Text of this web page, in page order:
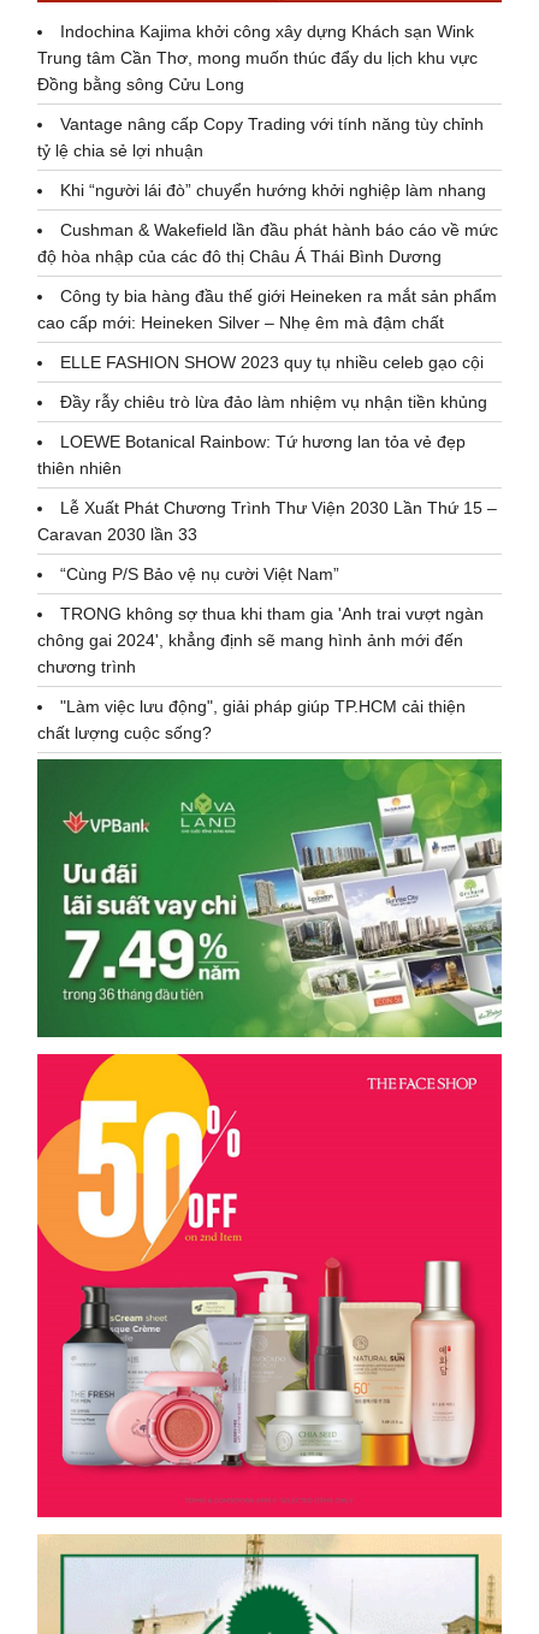
Indochina Kajima khởi công xây dựng Khách sạn Wink
Trung tâm Cần Thơ, mong muốn thúc đẩy du lịch khu vực
Đồng bằng sông Cửu Long
Vantage nâng cấp Copy Trading với tính năng tùy chỉnh
tỷ lệ chia sẻ lợi nhuận
Khi “người lái đò” chuyển hướng khởi nghiệp làm nhang
Cushman & Wakefield lần đầu phát hành báo cáo về mức
độ hòa nhập của các đô thị Châu Á Thái Bình Dương
Công ty bia hàng đầu thế giới Heineken ra mắt sản phẩm
cao cấp mới: Heineken Silver – Nhẹ êm mà đậm chất
ELLE FASHION SHOW 2023 quy tụ nhiều celeb gạo cội
Đầy rẫy chiêu trò lừa đảo làm nhiệm vụ nhận tiền khủng
LOEWE Botanical Rainbow: Tứ hương lan tỏa vẻ đẹp
thiên nhiên
Lễ Xuất Phát Chương Trình Thư Viện 2030 Lần Thứ 15 –
Caravan 2030 lần 33
“Cùng P/S Bảo vệ nụ cười Việt Nam”
TRONG không sợ thua khi tham gia 'Anh trai vượt ngàn
chông gai 2024', khẳng định sẽ mang hình ảnh mới đến
chương trình
"Làm việc lưu động", giải pháp giúp TP.HCM cải thiện
chất lượng cuộc sống?